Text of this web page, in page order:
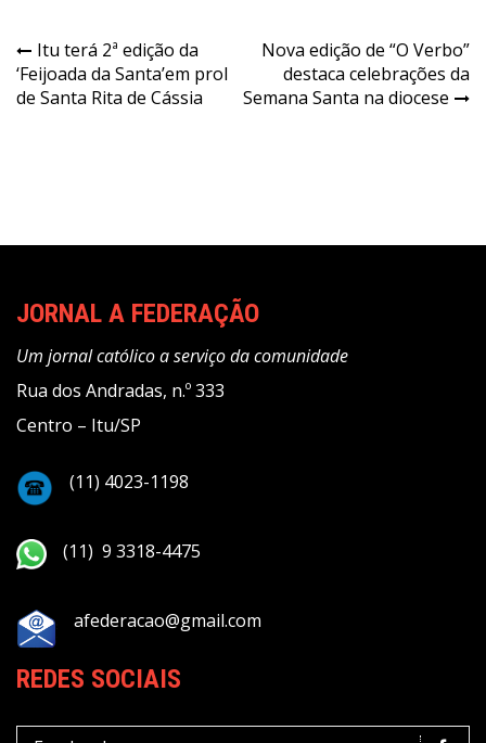
Navegação
de
Itu terá 2ª edição da
‘Feijoada da Santa’em prol
de Santa Rita de Cássia
Nova edição de “O Verbo”
destaca celebrações da
Semana Santa na diocese
JORNAL A FEDERAÇÃO
Um jornal católico a serviço da comunidade
Rua dos Andradas, n.º 333
Centro – Itu/SP
(11) 4023-1198
(11) 9 3318-4475
afederacao@gmail.com
REDES SOCIAIS